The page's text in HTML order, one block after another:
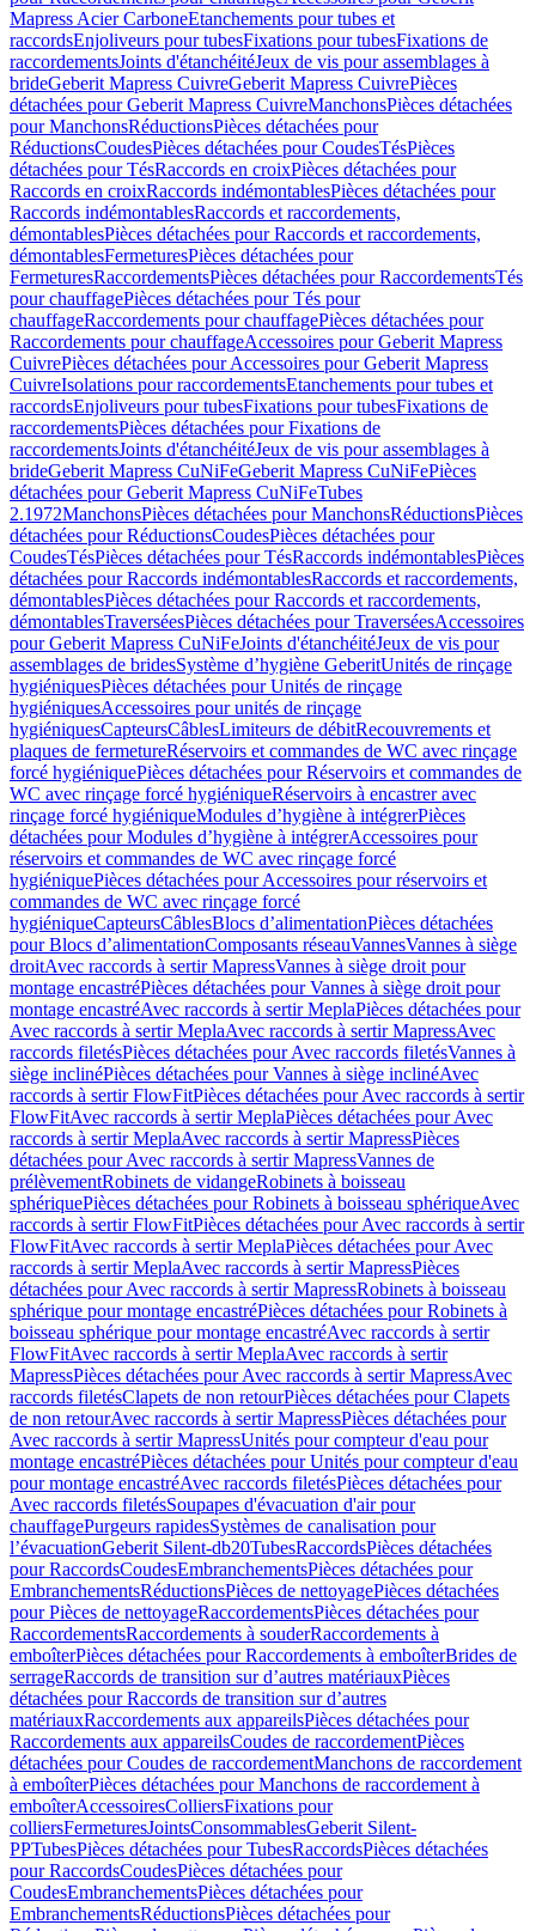
Mapress Acier CarboneEtanchements pour tubes et
raccordsEnjoliveurs pour tubesFixations pour tubesFixations de
raccordementsJoints d'étanchéitéJeux de vis pour assemblages à
brideGeberit Mapress CuivreGeberit Mapress CuivrePièces
détachées pour Geberit Mapress CuivreManchonsPièces détachées
pour ManchonsRéductionsPièces détachées pour
RéductionsCoudesPièces détachées pour CoudesTésPièces
détachées pour TésRaccords en croixPièces détachées pour
Raccords en croixRaccords indémontablesPièces détachées pour
Raccords indémontablesRaccords et raccordements,
démontablesPièces détachées pour Raccords et raccordements,
démontablesFermeturesPièces détachées pour
FermeturesRaccordementsPièces détachées pour RaccordementsTés
pour chauffagePièces détachées pour Tés pour
chauffageRaccordements pour chauffagePièces détachées pour
Raccordements pour chauffageAccessoires pour Geberit Mapress
CuivrePièces détachées pour Accessoires pour Geberit Mapress
CuivreIsolations pour raccordementsEtanchements pour tubes et
raccordsEnjoliveurs pour tubesFixations pour tubesFixations de
raccordementsPièces détachées pour Fixations de
raccordementsJoints d'étanchéitéJeux de vis pour assemblages à
brideGeberit Mapress CuNiFeGeberit Mapress CuNiFePièces
détachées pour Geberit Mapress CuNiFeTubes
2.1972ManchonsPièces détachées pour ManchonsRéductionsPièces
détachées pour RéductionsCoudesPièces détachées pour
CoudesTésPièces détachées pour TésRaccords indémontablesPièces
détachées pour Raccords indémontablesRaccords et raccordements,
démontablesPièces détachées pour Raccords et raccordements,
démontablesTraverséesPièces détachées pour TraverséesAccessoires
pour Geberit Mapress CuNiFeJoints d'étanchéitéJeux de vis pour
assemblages de bridesSystème d’hygiène GeberitUnités de rinçage
hygiéniquesPièces détachées pour Unités de rinçage
hygiéniquesAccessoires pour unités de rinçage
hygiéniquesCapteursCâblesLimiteurs de débitRecouvrements et
plaques de fermetureRéservoirs et commandes de WC avec rinçage
forcé hygiéniquePièces détachées pour Réservoirs et commandes de
WC avec rinçage forcé hygiéniqueRéservoirs à encastrer avec
rinçage forcé hygiéniqueModules d’hygiène à intégrerPièces
détachées pour Modules d’hygiène à intégrerAccessoires pour
réservoirs et commandes de WC avec rinçage forcé
hygiéniquePièces détachées pour Accessoires pour réservoirs et
commandes de WC avec rinçage forcé
hygiéniqueCapteursCâblesBlocs d’alimentationPièces détachées
pour Blocs d’alimentationComposants réseauVannesVannes à siège
droitAvec raccords à sertir MapressVannes à siège droit pour
montage encastréPièces détachées pour Vannes à siège droit pour
montage encastréAvec raccords à sertir MeplaPièces détachées pour
Avec raccords à sertir MeplaAvec raccords à sertir MapressAvec
raccords filetésPièces détachées pour Avec raccords filetésVannes à
siège inclinéPièces détachées pour Vannes à siège inclinéAvec
raccords à sertir FlowFitPièces détachées pour Avec raccords à sertir
FlowFitAvec raccords à sertir MeplaPièces détachées pour Avec
raccords à sertir MeplaAvec raccords à sertir MapressPièces
détachées pour Avec raccords à sertir MapressVannes de
prélèvementRobinets de vidangeRobinets à boisseau
sphériquePièces détachées pour Robinets à boisseau sphériqueAvec
raccords à sertir FlowFitPièces détachées pour Avec raccords à sertir
FlowFitAvec raccords à sertir MeplaPièces détachées pour Avec
raccords à sertir MeplaAvec raccords à sertir MapressPièces
détachées pour Avec raccords à sertir MapressRobinets à boisseau
sphérique pour montage encastréPièces détachées pour Robinets à
boisseau sphérique pour montage encastréAvec raccords à sertir
FlowFitAvec raccords à sertir MeplaAvec raccords à sertir
MapressPièces détachées pour Avec raccords à sertir MapressAvec
raccords filetésClapets de non retourPièces détachées pour Clapets
de non retourAvec raccords à sertir MapressPièces détachées pour
Avec raccords à sertir MapressUnités pour compteur d'eau pour
montage encastréPièces détachées pour Unités pour compteur d'eau
pour montage encastréAvec raccords filetésPièces détachées pour
Avec raccords filetésSoupapes d'évacuation d'air pour
chauffagePurgeurs rapidesSystèmes de canalisation pour
l’évacuationGeberit Silent-db20TubesRaccordsPièces détachées
pour RaccordsCoudesEmbranchementsPièces détachées pour
EmbranchementsRéductionsPièces de nettoyagePièces détachées
pour Pièces de nettoyageRaccordementsPièces détachées pour
RaccordementsRaccordements à souderRaccordements à
emboîterPièces détachées pour Raccordements à emboîterBrides de
serrageRaccords de transition sur d’autres matériauxPièces
détachées pour Raccords de transition sur d’autres
matériauxRaccordements aux appareilsPièces détachées pour
Raccordements aux appareilsCoudes de raccordementPièces
détachées pour Coudes de raccordementManchons de raccordement
à emboîterPièces détachées pour Manchons de raccordement à
emboîterAccessoiresColliersFixations pour
colliersFermeturesJointsConsommablesGeberit Silent-
PPTubesPièces détachées pour TubesRaccordsPièces détachées
pour RaccordsCoudesPièces détachées pour
CoudesEmbranchementsPièces détachées pour
EmbranchementsRéductionsPièces détachées pour